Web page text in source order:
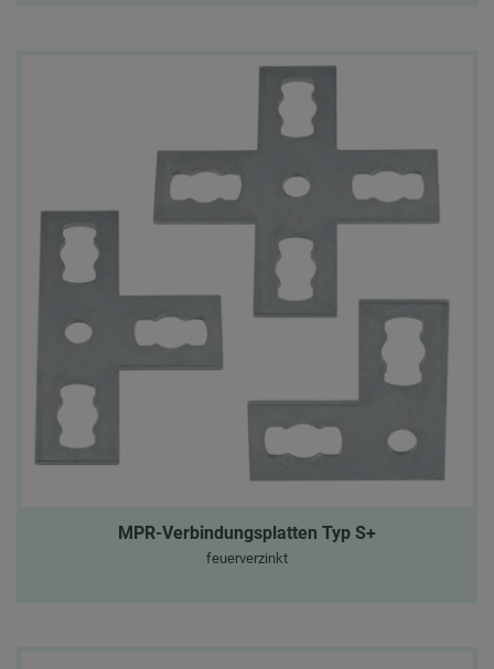
MPR-Verbindungsplatten Typ S+
feuerverzinkt